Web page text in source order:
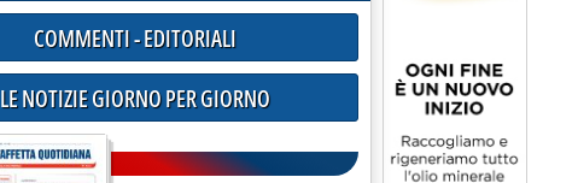
COMMENTI - EDITORIALI
LE NOTIZIE GIORNO PER GIORNO